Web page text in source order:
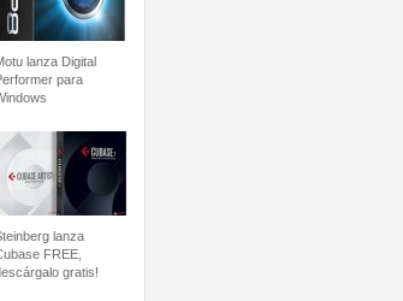
lanza Digital
para
lanza
FREE,
gratis!